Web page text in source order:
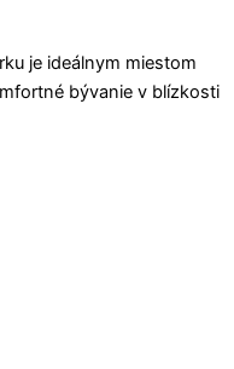
je ideálnym miestom
bývanie v blízkosti